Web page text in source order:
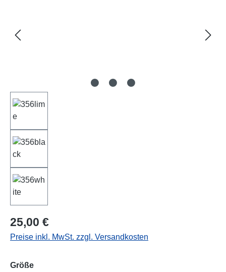
Regulärer Preis:
25,00 €
Preise inkl. MwSt. zzgl. Versandkosten
Größeauswählen